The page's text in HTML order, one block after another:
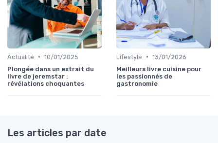
Actualité • 10/01/2025
Plongée dans un extrait du
livre de jeremstar :
révélations choquantes
Lifestyle • 13/01/2026
Meilleurs livre cuisine pour
les passionnés de
gastronomie
Les articles par date